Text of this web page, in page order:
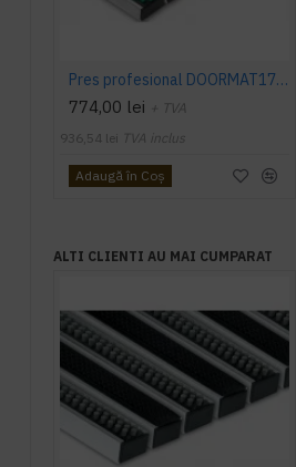
Pres profesional DOORMAT17B (perie)
774,00 lei + TVA
936,54 lei TVA inclus
Adaugă în Coş
ALTI CLIENTI AU MAI CUMPARAT